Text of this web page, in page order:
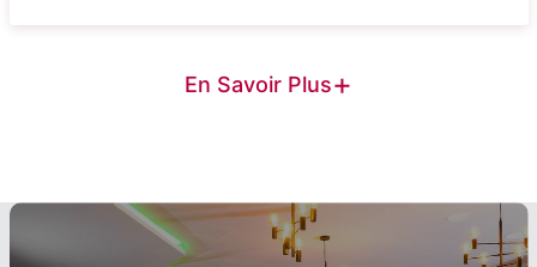
En Savoir Plus+